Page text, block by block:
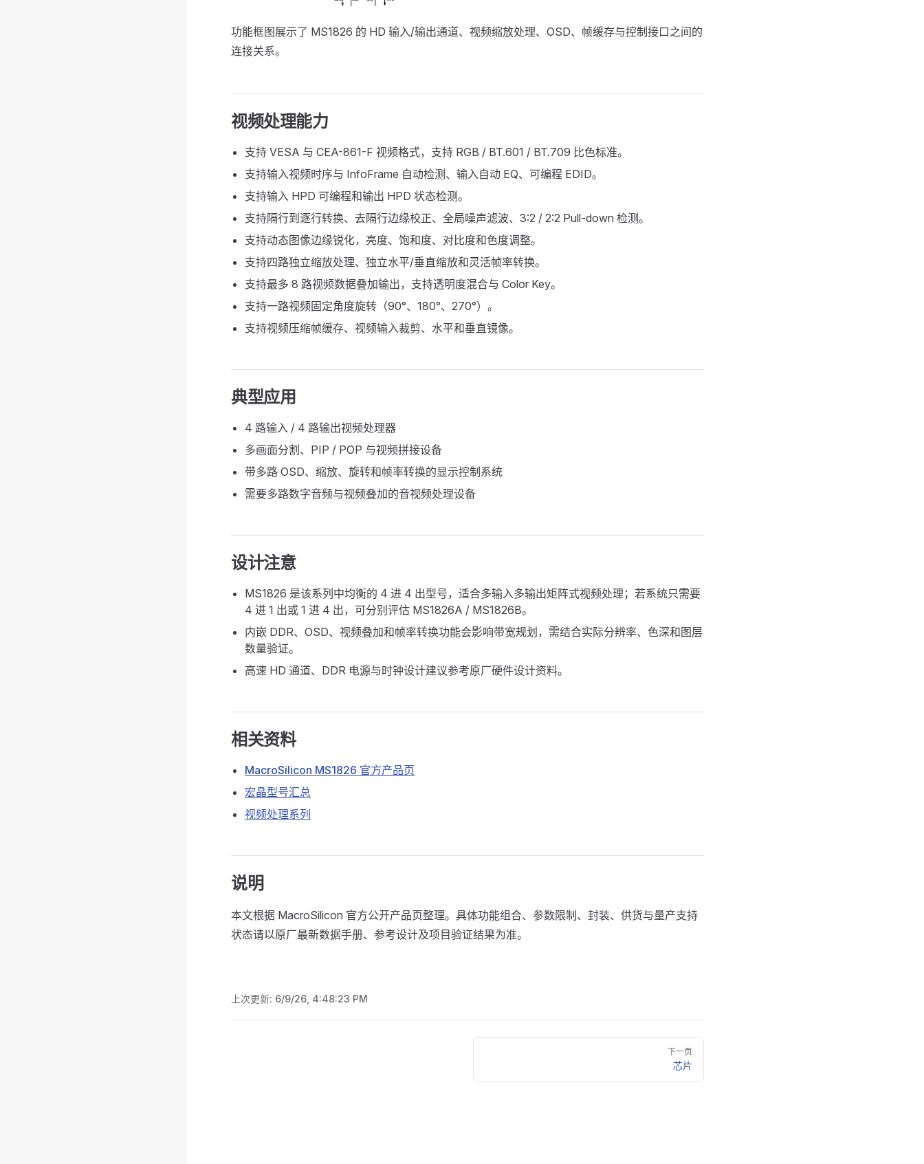
功能框图展示了 MS1826 的 HD 输入/输出通道、视频缩放处理、OSD、帧缓存与控制接口之间的
连接关系。
视频处理能力
支持 VESA 与 CEA-861-F 视频格式，支持 RGB / BT.601 / BT.709 比色标准。
支持输入视频时序与 InfoFrame 自动检测、输入自动 EQ、可编程 EDID。
支持输入 HPD 可编程和输出 HPD 状态检测。
支持隔行到逐行转换、去隔行边缘校正、全局噪声滤波、3:2 / 2:2 Pull-down 检测。
支持动态图像边缘锐化，亮度、饱和度、对比度和色度调整。
支持四路独立缩放处理、独立水平/垂直缩放和灵活帧率转换。
支持最多 8 路视频数据叠加输出，支持透明度混合与 Color Key。
支持一路视频固定角度旋转（90°、180°、270°）。
支持视频压缩帧缓存、视频输入裁剪、水平和垂直镜像。
典型应用
4 路输入 / 4 路输出视频处理器
多画面分割、PIP / POP 与视频拼接设备
带多路 OSD、缩放、旋转和帧率转换的显示控制系统
需要多路数字音频与视频叠加的音视频处理设备
设计注意
MS1826 是该系列中均衡的 4 进 4 出型号，适合多输入多输出矩阵式视频处理；若系统只需要
4 进 1 出或 1 进 4 出，可分别评估 MS1826A / MS1826B。
内嵌 DDR、OSD、视频叠加和帧率转换功能会影响带宽规划，需结合实际分辨率、色深和图层
数量验证。
高速 HD 通道、DDR 电源与时钟设计建议参考原厂硬件设计资料。
相关资料
MacroSilicon MS1826 官方产品页
宏晶型号汇总
视频处理系列
说明
本文根据 MacroSilicon 官方公开产品页整理。具体功能组合、参数限制、封装、供货与量产支持
状态请以原厂最新数据手册、参考设计及项目验证结果为准。
上次更新: 6/9/26, 4:48:23 PM
下一页
芯片